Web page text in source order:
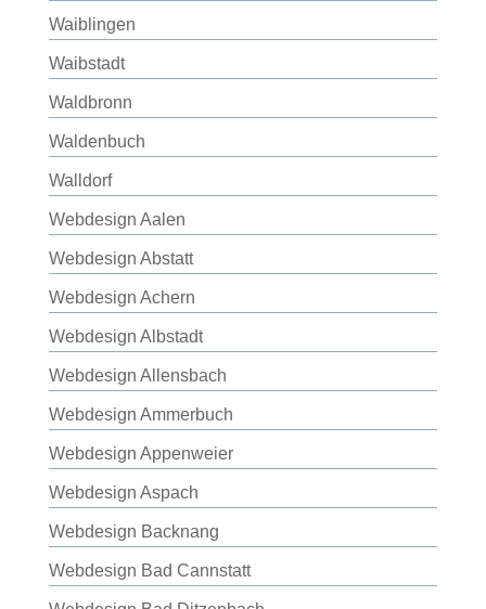
Waiblingen
Waibstadt
Waldbronn
Waldenbuch
Walldorf
Webdesign Aalen
Webdesign Abstatt
Webdesign Achern
Webdesign Albstadt
Webdesign Allensbach
Webdesign Ammerbuch
Webdesign Appenweier
Webdesign Aspach
Webdesign Backnang
Webdesign Bad Cannstatt